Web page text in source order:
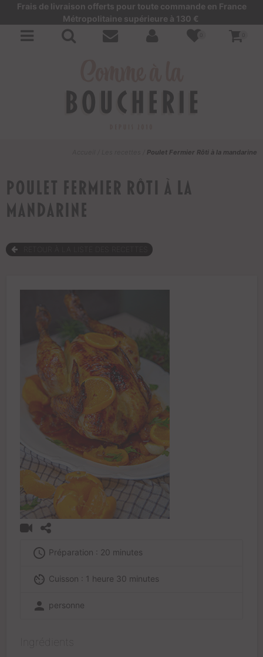
Frais de livraison offerts pour toute commande en France
Métropolitaine supérieure à 130 €
Poulet Fermier Rôti à la mandarine
Poulet Fermier Rôti à la
mandarine
access_time Préparation : 20 minutes
av_timer Cuisson : 1 heure 30 minutes
person personne